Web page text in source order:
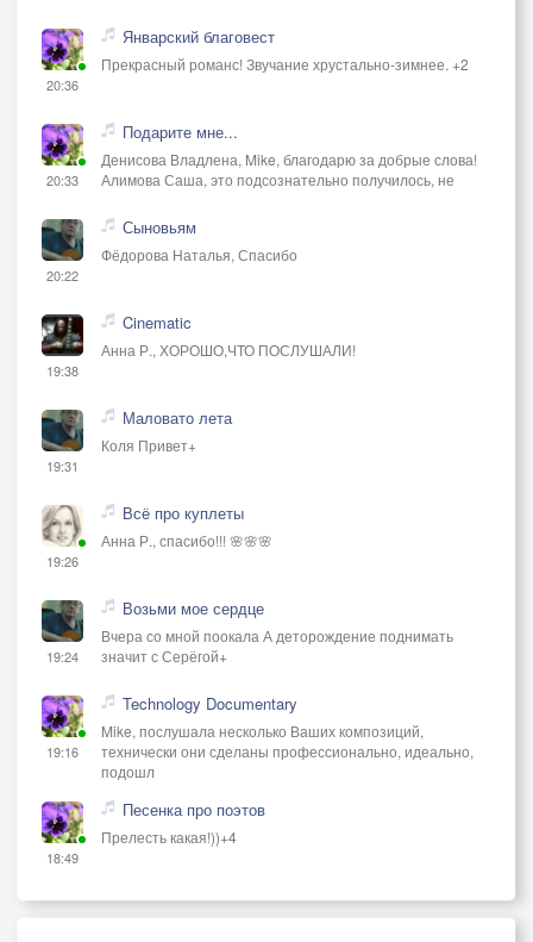
20:36
Январский благовест
Прекрасный романс! Звучание хрустально-зимнее. +2
20:33
Подарите мне...
Денисова Владлена, Mike, благодарю за добрые слова!
Алимова Саша, это подсознательно получилось, не
20:22
Сыновьям
Фёдорова Наталья, Спасибо
19:38
Cinematic
Анна Р., ХОРОШО,ЧТО ПОСЛУШАЛИ!
19:31
Маловато лета
Коля Привет+
19:26
Всё про куплеты
Анна Р., спасибо!!! 🌸🌸🌸
19:24
Возьми мое сердце
Вчера со мной поокала А деторождение поднимать
значит с Серёгой+
19:16
Technology Documentary
Mike, послушала несколько Ваших композиций,
технически они сделаны профессионально, идеально,
подошл
18:49
Песенка про поэтов
Прелесть какая!))+4